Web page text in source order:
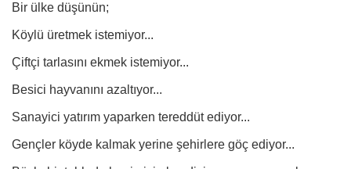
Bir ülke düşünün;
Köylü üretmek istemiyor...
Çiftçi tarlasını ekmek istemiyor...
Besici hayvanını azaltıyor...
Sanayici yatırım yaparken tereddüt ediyor...
Gençler köyde kalmak yerine şehirlere göç ediyor...